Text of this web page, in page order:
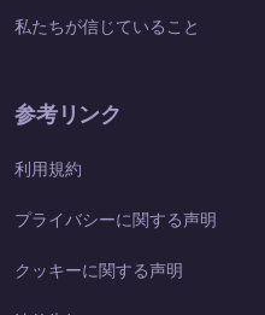
私たちが信じていること
参考リンク
利用規約
プライバシーに関する声明
クッキーに関する声明